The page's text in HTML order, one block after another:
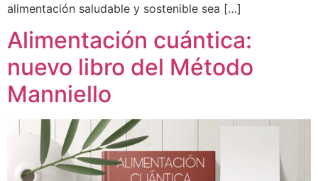
alimentación saludable y sostenible sea […]
Alimentación cuántica:
nuevo libro del Método
Manniello